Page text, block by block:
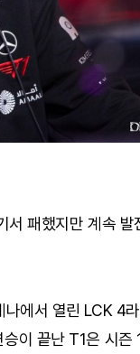
서 패했지만 계속 발
에서 열린 LCK 4
이 끝난 T1은 시즌